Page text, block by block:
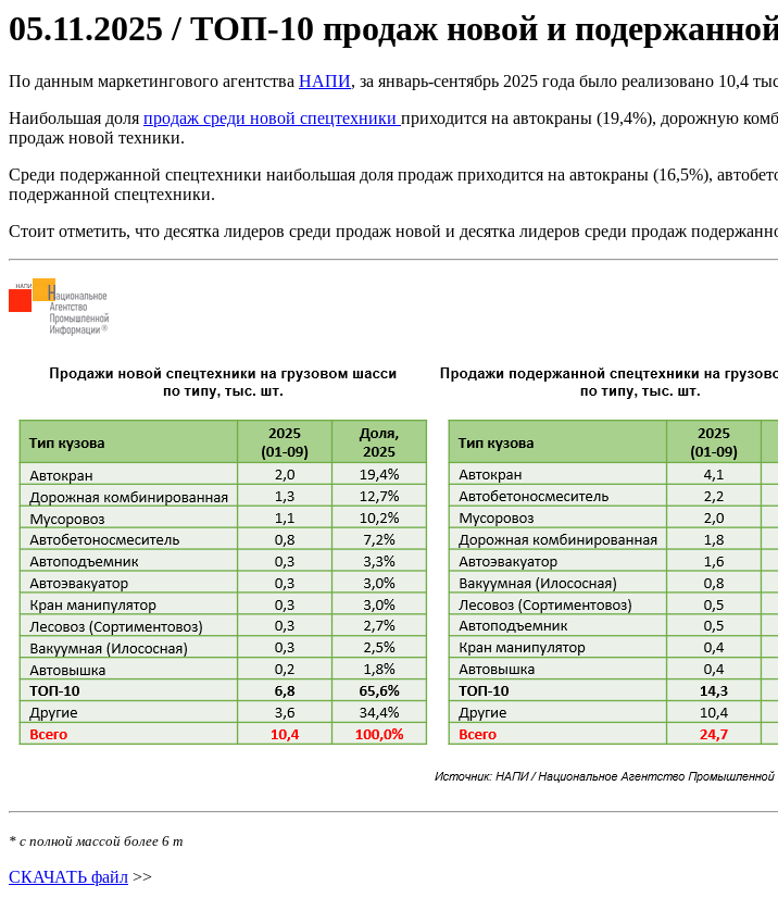
05.11.2025 / ТОП-10 продаж новой и
По данным маркетингового агентства НАПИ, за январь-сентябрь 2025 года было реализовано 10,4
Наибольшая доля продаж среди новой спецтехники приходится на автокраны (19,4%), дорожную
продаж новой техники.
Среди подержанной спецтехники наибольшая доля продаж приходится на автокраны (16,5%),
подержанной спецтехники.
Стоит отметить, что десятка лидеров среди продаж новой и десятка лидеров среди продаж
* с полной массой более 6 т
СКАЧАТЬ файл >>